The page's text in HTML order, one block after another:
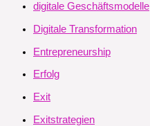
digitale Geschäftsmodelle
Digitale Transformation
Entrepreneurship
Erfolg
Exit
Exitstrategien